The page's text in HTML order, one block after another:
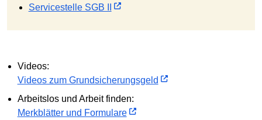
Servicestelle SGB II
Videos:
Videos zum Grundsicherungsgeld
Arbeitslos und Arbeit finden:
Merkblätter und Formulare